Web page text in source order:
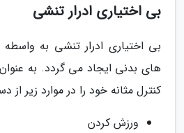
بی اختیاری ادرار تنشی
بی اختیاری ادرار تنشی به
های بدنی ایجاد می گردد. به
کنترل مثانه خود را در موارد زیر
ورزش کردن